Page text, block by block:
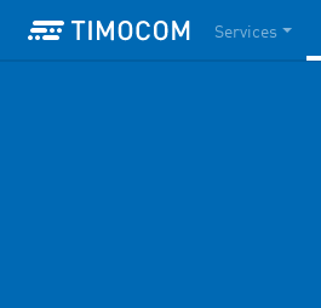
Services